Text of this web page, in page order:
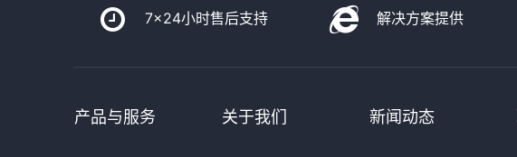
7x24小时售后支持 解决方案提供
产品与服务 关于我们 新闻动态